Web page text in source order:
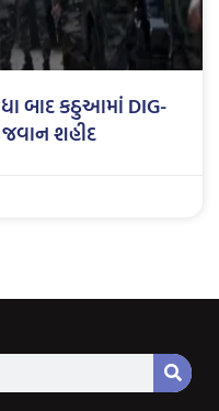
બાદ કઠુઆમાં DIG-
શહીદ